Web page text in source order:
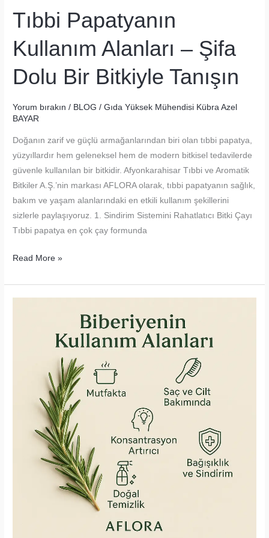
Tıbbi Papatyanın
Kullanım Alanları – Şifa
Dolu Bir Bitkiyle Tanışın
Yorum bırakın / BLOG /Gıda Yüksek Mühendisi Kübra Azel
BAYAR
Doğanın zarif ve güçlü armağanlarından biri olan tıbbi papatya,
yüzyıllardır hem geleneksel hem de modern bitkisel tedavilerde
güvenle kullanılan bir bitkidir. Afyonkarahisar Tıbbi ve Aromatik
Bitkiler A.Ş.’nin markası AFLORA olarak, tıbbi papatyanın sağlık,
bakım ve yaşam alanlarındaki en etkili kullanım şekillerini
sizlerle paylaşıyoruz. 1. Sindirim Sistemini Rahatlatıcı Bitki Çayı
Tıbbi papatya en çok çay formunda
Tıbbi
Kullanım
Read More »